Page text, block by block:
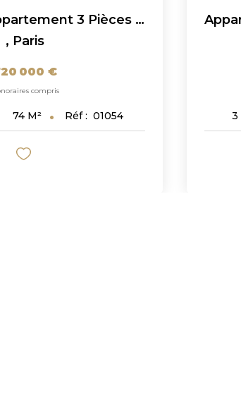
Gambetta - Appartement 3 Pièces De 74,42m2 Avec Balcon De...
, Paris
000 €
compris
74 M² Réf : 01054 3